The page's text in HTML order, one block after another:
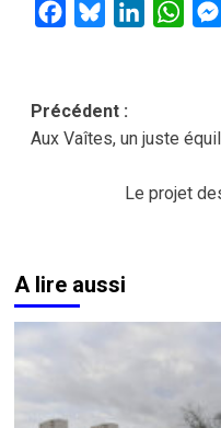
FacebookBlueskyLinkedIn
Navigation
d’article
Précédent :
Aux Vaîtes, un juste
Le projet
A lire aussi